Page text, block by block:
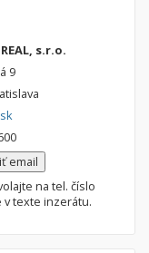
s.r.o.
9
email
na tel. číslo
texte inzerátu.